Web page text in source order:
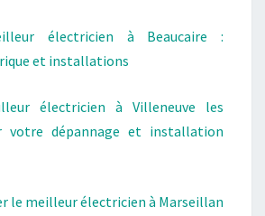
électricien à Beaucaire :
et installations
électricien à Villeneuve les
votre dépannage et installation
le meilleur électricien à Marseillan